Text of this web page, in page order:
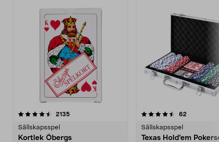
2135recensioner
Sällskapsspel
Kortlek Öbergs
4.5 av 5 stjärnor 62
Sällskapsspel
Texas Hold’em
0.0 av 5 stjärnor